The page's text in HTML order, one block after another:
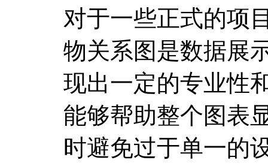
对于一些正式的项
物关系图是数据展
现出一定的专业性
能够帮助整个图表
时避免过于单一的